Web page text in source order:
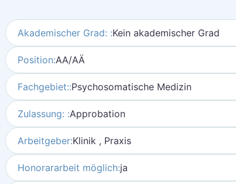
Akademischer Grad: :Kein akademischer Grad
Position:AA/AÄ
Fachgebiet::Psychosomatische Medizin
Zulassung: :Approbation
Arbeitgeber:Klinik , Praxis
Honorararbeit möglich:ja